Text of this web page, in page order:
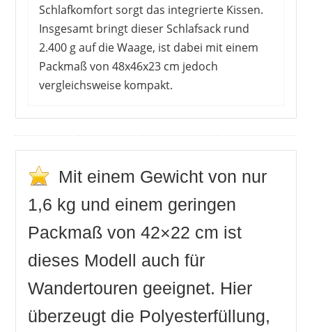
Schlafkomfort sorgt das integrierte Kissen.
Insgesamt bringt dieser Schlafsack rund
2.400 g auf die Waage, ist dabei mit einem
Packmaß von 48x46x23 cm jedoch
vergleichsweise kompakt.
KäuferInnen sind von diesem Produkt absolut
überzeugt. Positive Reaktionen ruft zunächst
das weiche Innenfutter aus Flanell hervor, doch
auch die Arm- und Beinfreiheit stößt auf
Begeisterung. Aufgrund des Baumwollanteils im
Außenmaterial raschelt der Schlafsack beim
Bewegen nicht, was ebenfalls Erwähnung in den
hervorragend, um dieses Produkt im Camper zu
nutzen – was sich aufgrund des hohen
Packmaßes auch anbietet. Hier weisen die
Nutzerinnen darauf hin, dass der Packsack das
Mit einem Gewicht von nur
1,6 kg und einem geringen
Packmaß von 42×22 cm ist
dieses Modell auch für
Wandertouren geeignet. Hier
überzeugt die Polyesterfüllung,